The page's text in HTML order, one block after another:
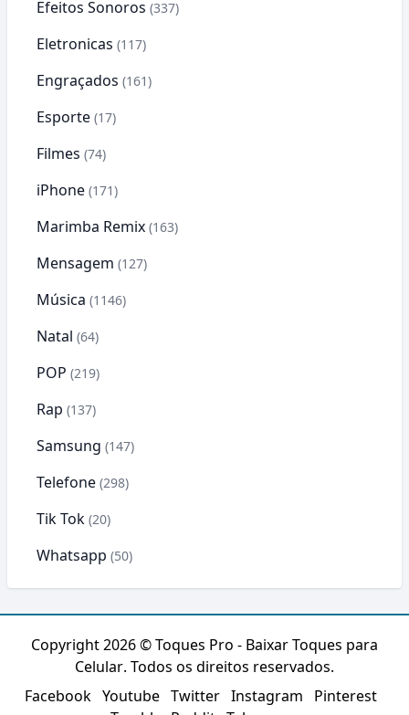
Efeitos Sonoros (337)
Eletronicas (117)
Engraçados (161)
Esporte (17)
Filmes (74)
iPhone (171)
Marimba Remix (163)
Mensagem (127)
Música (1146)
Natal (64)
POP (219)
Rap (137)
Samsung (147)
Telefone (298)
Tik Tok (20)
Whatsapp (50)
Copyright 2026 ©Toques Pro - Baixar Toques para
Celular. Todos os direitos reservados.
Facebook Youtube Twitter Instagram
Pinterest